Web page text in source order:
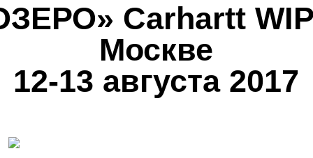
Carhartt
Москве
12-13 августа 2017